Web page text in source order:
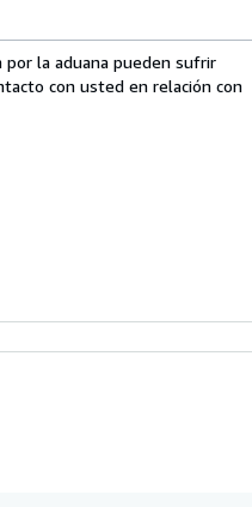
la aduana pueden sufrir
con usted en relación con